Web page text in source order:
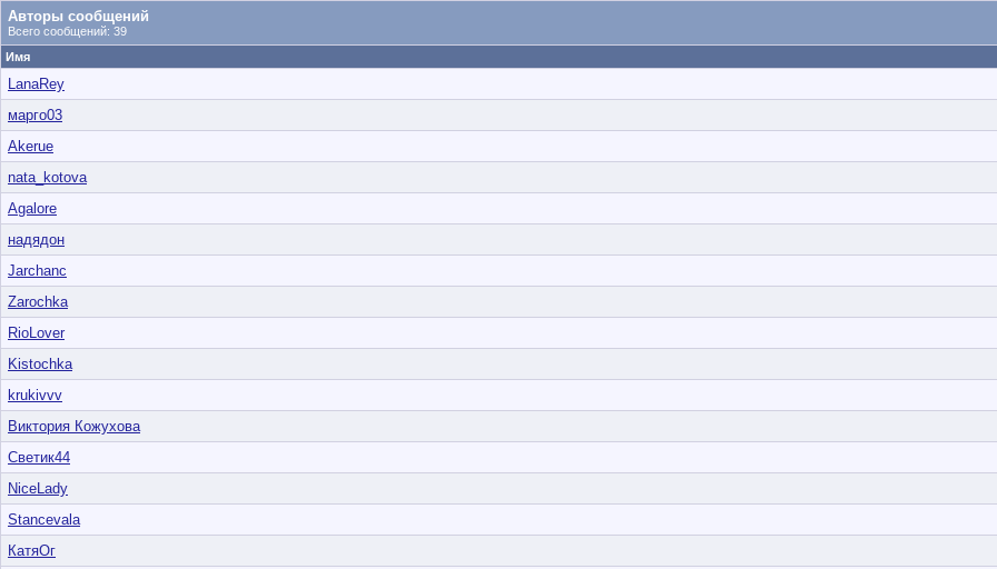
Авторы сообщений
Всего сообщений: 39
Имя
LanaRey
марго03
Akerue
nata_kotova
Agalore
надядон
Jarchanc
Zarochka
RioLover
Kistochka
krukivvv
Виктория Кожухова
Светик44
NiceLady
Stancevala
КатяОг